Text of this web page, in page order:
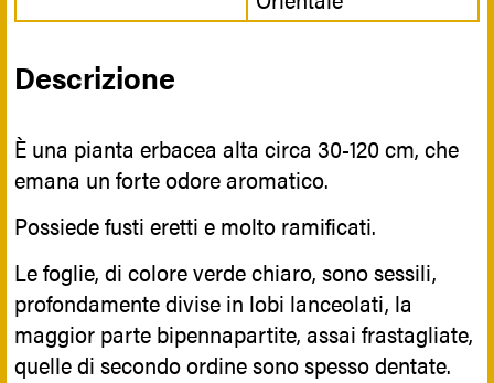
Descrizione
È una pianta erbacea alta circa 30-120 cm, che
emana un forte odore aromatico.
Possiede fusti eretti e molto ramificati.
Le foglie, di colore verde chiaro, sono sessili,
profondamente divise in lobi lanceolati, la
maggior parte bipennapartite, assai frastagliate,
quelle di secondo ordine sono spesso dentate.